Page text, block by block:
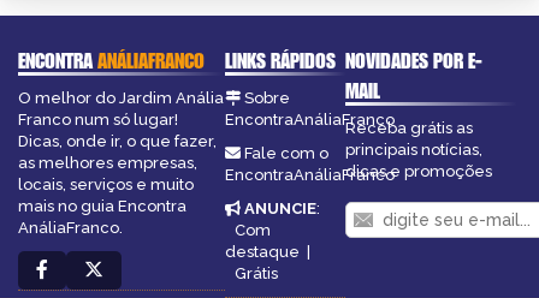
ENCONTRAANÁLIAFRANCO
O melhor do Jardim Anália
Franco num só lugar!
Dicas, onde ir, o que fazer,
as melhores empresas,
locais, serviços e muito
mais no guia Encontra
AnáliaFranco.
LINKS RÁPIDOS
Sobre
EncontraAnáliaFranco
Fale com o
EncontraAnáliaFranco
ANUNCIE:
Com
destaque
Grátis
NOVIDADES POR E-
MAIL
Receba grátis as
principais notícias,
dicas e promoções